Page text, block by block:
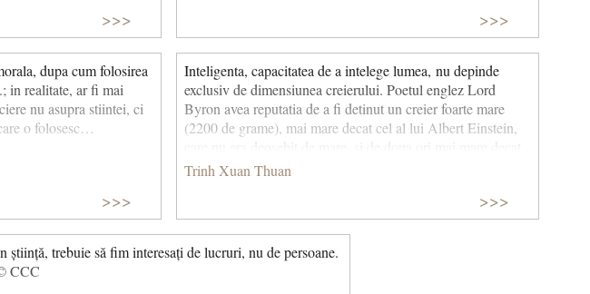
miscarea sa accelerata!
>>> >>>
dupa cum folosirea
in realitate, ar fi mai
nu asupra stiintei, ci
o folosesc…
>>>
Inteligenta, capacitatea de a intelege lumea, nu depinde
exclusiv de dimensiunea creierului. Poetul englez Lord
Byron avea reputatia de a fi detinut un creier foarte mare
(2200 de grame), mai mare decat cel al lui Albert Einstein,
care nu era deosebit de mare, si de doua ori mai mare decat
cel al lui Anatole France ( 1100 de grame)! Desi a fost foarte
decat Einstein si de doua ori mai sclipitor decat Anatole
France. Creierul femeilor este, in medie, mai putin
voluminos (150 de centimetri cubi) decat al barbatilor, iar
creierul unui oriental este, in medie, putin mai mare decat cel
Trinh Xuan Thuan
>>>
știință, trebuie să fim interesați de lucruri, nu de persoane.
CCC